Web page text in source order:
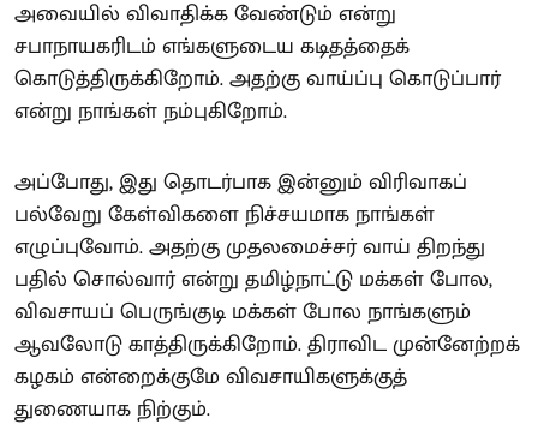
அவையில் விவாதிக்க வேண்டும் என்று
சபாநாயகரிடம் எங்களுடைய கடிதத்தைக்
கொடுத்திருக்கிறோம். அதற்கு வாய்ப்பு கொடுப்பார்
என்று நாங்கள் நம்புகிறோம்.
அப்போது, இது தொடர்பாக இன்னும் விரிவாகப்
பல்வேறு கேள்விகளை நிச்சயமாக நாங்கள்
எழுப்புவோம். அதற்கு முதலமைச்சர் வாய் திறந்து
பதில் சொல்வார் என்று தமிழ்நாட்டு மக்கள் போல,
விவசாயப் பெருங்குடி மக்கள் போல நாங்களும்
ஆவலோடு காத்திருக்கிறோம். திராவிட முன்னேற்றக்
கழகம் என்றைக்குமே விவசாயிகளுக்குத்
துணையாக நிற்கும்.